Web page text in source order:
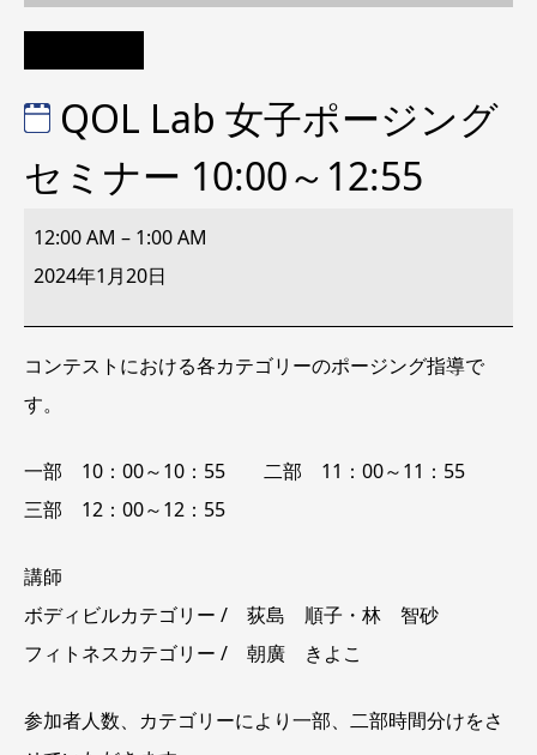
QOL Lab 女子ポージング
セミナー 10:00～12:55
Lab
子
ジ
グ
ミ
10:00
12:55
12:00 AM – 1:00 AM
2024年1月20日
コンテストにおける各カテゴリーのポージング指導で
す。
一部 10：00～10：55 二部 11：00～11：55
三部 12：00～12：55
講師
ボディビルカテゴリー / 荻島 順子・林 智砂
フィトネスカテゴリー / 朝廣 きよこ
参加者人数、カテゴリーにより一部、二部時間分けをさ